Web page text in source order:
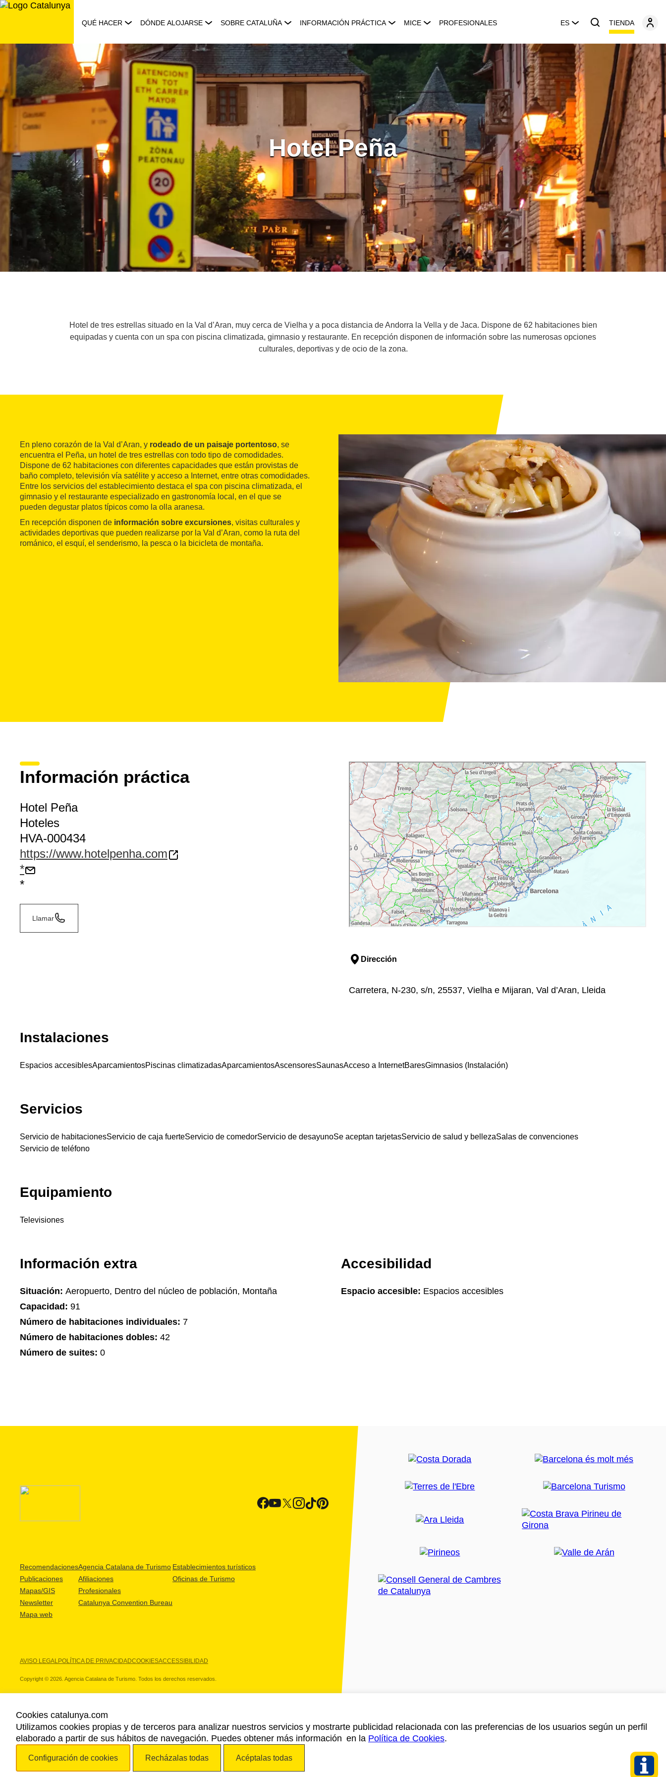
Saltar
QUÉ HACER DÓNDE ALOJARSE SOBRE CATALUÑA INFORMACIÓN PRÁCTICA MICE PROFESIONALES ES TIENDA
Hotel Peña
Hotel de tres estrellas situado en la Val d’Aran, muy cerca de Vielha y a poca distancia de Andorra la Vella y de Jaca. Dispone de 62 habitaciones bien
equipadas y cuenta con un spa con piscina climatizada, gimnasio y restaurante. En recepción disponen de información sobre las numerosas opciones
culturales, deportivas y de ocio de la zona.
En pleno corazón de la Val d’Aran, y rodeado de un paisaje portentoso, se
encuentra el Peña, un hotel de tres estrellas con todo tipo de comodidades.
Dispone de 62 habitaciones con diferentes capacidades que están provistas de
baño completo, televisión vía satélite y acceso a Internet, entre otras comodidades.
Entre los servicios del establecimiento destaca el spa con piscina climatizada, el
gimnasio y el restaurante especializado en gastronomía local, en el que se
pueden degustar platos típicos como la olla aranesa.
En recepción disponen de información sobre excursiones, visitas culturales y
actividades deportivas que pueden realizarse por la Val d’Aran, como la ruta del
románico, el esquí, el senderismo, la pesca o la bicicleta de montaña.
Información práctica
Hotel Peña
Hoteles
HVA-000434
https://www.hotelpenha.com
*
*
Llamar
Dirección
Carretera, N-230, s/n, 25537, Vielha e Mijaran, Val d’Aran, Lleida
Instalaciones
Espacios accesiblesAparcamientosPiscinas climatizadasAparcamientosAscensoresSaunasAcceso a InternetBaresGimnasios (Instalación)
Servicios
Servicio de habitacionesServicio de caja fuerteServicio de comedorServicio de desayunoSe aceptan tarjetasServicio de salud y bellezaSalas de convenciones
Servicio de teléfono
Equipamiento
Televisiones
Información extra
Situación: Aeropuerto, Dentro del núcleo de población, Montaña
Capacidad: 91
Número de habitaciones individuales: 7
Número de habitaciones dobles: 42
Número de suites: 0
Accesibilidad
Espacio accesible: Espacios accesibles
Recomendaciones
Publicaciones
Mapas/GIS
Newsletter
Mapa web
Agencia Catalana de Turismo
Afiliaciones
Profesionales
Catalunya Convention Bureau
Establecimientos turísticos
Oficinas de Turismo
AVISO LEGALPOLÍTICA DE PRIVACIDADCOOKIESACCESSIBILIDAD
Copyright © 2026. Agencia Catalana de Turismo. Todos los derechos reservados.
NUESTROS PARTNERS
Cookies catalunya.com
Utilizamos cookies propias y de terceros para analizar nuestros servicios y mostrarte publicidad relacionada con las preferencias de los usuarios según un perfil
elaborado a partir de sus hábitos de navegación. Puedes obtener más información en la Política de Cookies.
Configuración de cookies Recházalas todas Acéptalas todas